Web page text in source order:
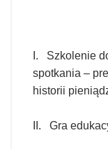
I. Szkolenie
spotkania –
historii
II. Gra